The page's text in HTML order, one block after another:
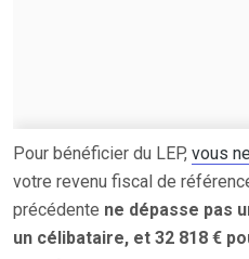
Pour bénéficier du LEP, vous
votre revenu fiscal de
précédente ne dépasse pas
un célibataire, et 32 818 €